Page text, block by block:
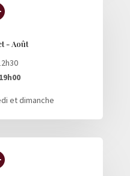
- Août
19h00
et dimanche